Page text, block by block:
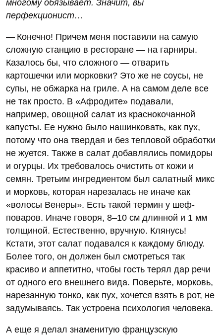
многому обязывает. Значит, вы
перфекционист…
— Конечно! Причем меня поставили на самую
сложную станцию в ресторане — на гарниры.
Казалось бы, что сложного — отварить
картошечки или морковки? Это же не соусы, не
супы, не обжарка на гриле. А на самом деле все
не так просто. В «Афродите» подавали,
например, овощной салат из краснокочанной
капусты. Ее нужно было нашинковать, как пух,
потому что она твердая и без тепловой обработки
не жуется. Также в салат добавлялись помидоры
и огурцы. Их требовалось очистить от кожи и
семян. Третьим ингредиентом был салатный микс
и морковь, которая нарезалась не иначе как
«волосы Венеры». Есть такой термин у шеф-
поваров. Иначе говоря, 8–10 см длинной и 1 мм
толщиной. Естественно, вручную. Клянусь!
Кстати, этот салат подавался к каждому блюду.
Более того, он должен был смотреться так
красиво и аппетитно, чтобы гость терял дар речи
от одного его внешнего вида. Поверьте, морковь,
нарезанную тонко, как пух, хочется взять в рот, не
задумываясь. Так устроена психология человека.
А еще я делал знаменитую французскую